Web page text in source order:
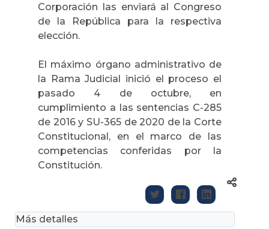
Corporación las enviará al Congreso
de la República para la respectiva
elección.
El máximo órgano administrativo de
la Rama Judicial inició el proceso el
pasado 4 de octubre, en
cumplimiento a las sentencias C-285
de 2016 y SU-365 de 2020 de la Corte
Constitucional, en el marco de las
competencias conferidas por la
Constitución.
Más detalles